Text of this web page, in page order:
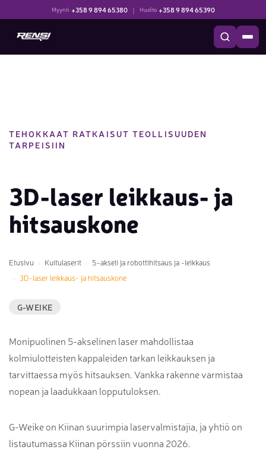
Myynti +358 9 894 65380 | Huolto +358 9 894 65390
TEHOKKAAT RATKAISUT TEOLLISUUDEN
TARPEISIIN
3D-laser leikkaus- ja
hitsauskone
Etusivu Kuitulaserit
5-akseli ja robottihitsaus ja -leikkaus
3D-laser leikkaus- ja hitsauskone
G-WEIKE
Monipuolinen 5-akselinen laser mahdollistaa
kolmiulotteisten kappaleiden tarkan leikkauksen ja
tarvittaessa myös hitsauksen. Vankka rakenne varmistaa
nopean ja laadukkaan lopputuloksen.
G-Weike on Kiinan suurimpia laservalmistajia, ja yhtiö on
listautumassa Kiinan pörssiin vuonna 2026.